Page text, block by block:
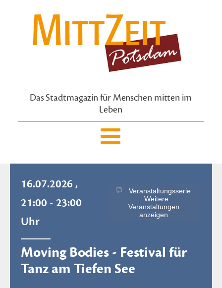
Das Stadtmagazin für Menschen mitten im
Leben
16.07.2026 ,
21:00 - 23:00
Uhr
Veranstaltungsserie
Weitere
Veranstaltungen
anzeigen
Moving Bodies - Festival für
Tanz am Tiefen See